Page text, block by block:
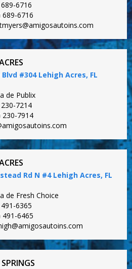
6716
689-6716
Blvd #304 Lehigh Acres, FL
de Publix
7214
230-7914
Rd N #4 Lehigh Acres, FL
de Fresh Choice
6365
491-6465